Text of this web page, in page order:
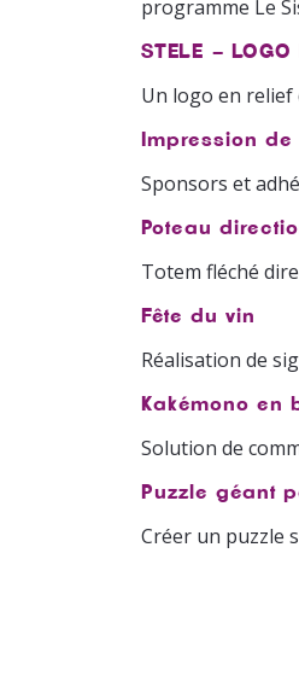
programme Le
STELE – LOGO
Un logo en
Impression
Sponsors et
Poteau
Totem fléché
Fête du vin
Réalisation de
Kakémono en
Solution de
Puzzle géant
Créer un puzzle